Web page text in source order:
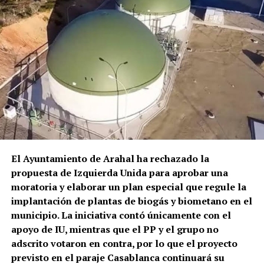
tiempo para convertirse en un repertorio que los
cantaores contemporáneos siguen interrogando,
reinterpretando y haciendo suyo.
tardaron entre 30 y 40 minutos en llegar porque se
encontraban atendiendo otros servicios. Una vez
reducido y atendido sanitariamente, el hombre fue
sacado en una silla de ruedas y trasladado en
ambulancia al Hospital Universitario La Merced de
Osuna.
El episodio no es un hecho completamente aislado.
Profesionales consultados por este medio vienen
alertando de repetidos episodios de amenazas,
comportamientos agresivos y situaciones
conflictivas en el centro de salud, algunos
relacionados, según estos testimonios, con personas
que llegan bajo los efectos de drogas.
La preocupación por las agresiones a sanitarios no
es nueva. El Área de Gestión Sanitaria de Osuna puso
en marcha este mismo año formación específica con
El Ayuntamiento de Arahal ha rechazado la
propuesta de Izquierda Unida para aprobar una
moratoria y elaborar un plan especial que regule la
implantación de plantas de biogás y biometano en el
municipio. La iniciativa contó únicamente con el
apoyo de IU, mientras que el PP y el grupo no
adscrito votaron en contra, por lo que el proyecto
previsto en el paraje Casablanca continuará su